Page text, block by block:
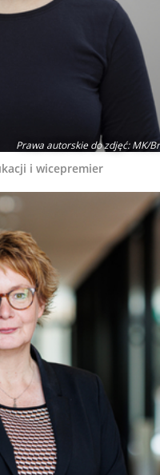
Prawa autorskie do zdjęć:MK/
i wicepremier